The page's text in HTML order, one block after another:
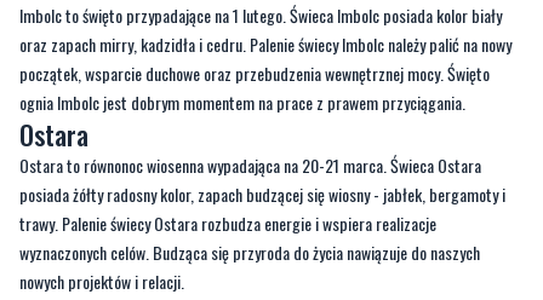
ognia Imbolc jest dobrym momentem na prace z prawem przyciągania.
Ostara
Ostara to równonoc wiosenna wypadająca na 20-21 marca. Świeca Ostara
posiada żółty radosny kolor, zapach budzącej się wiosny - jabłek, bergamoty i
trawy. Palenie świecy Ostara rozbudza energie i wspiera realizacje
wyznaczonych celów. Budząca się przyroda do życia nawiązuje do naszych
nowych projektów i relacji.
Beltane
Beltane to sabat obchodzony z 30 kwietnia na 1 maja. Świeca Beltane posiada
czerwony kolor i pachnie jaśminem, konwalią i drewnem. Palenie świecy Beltane